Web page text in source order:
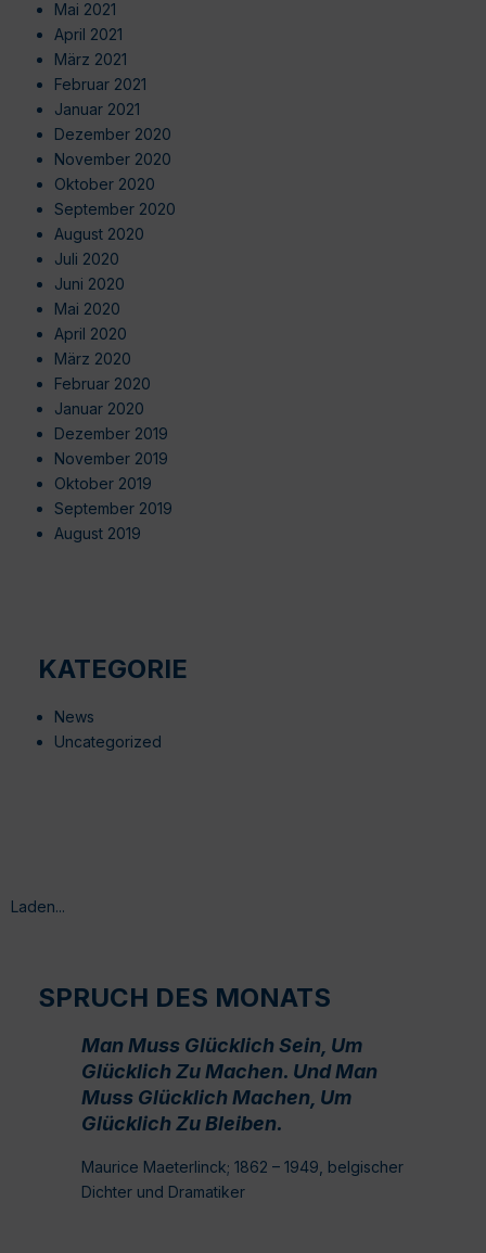
Mai 2021
April 2021
März 2021
Februar 2021
Januar 2021
Dezember 2020
November 2020
Oktober 2020
September 2020
August 2020
Juli 2020
Juni 2020
Mai 2020
April 2020
März 2020
Februar 2020
Januar 2020
Dezember 2019
November 2019
Oktober 2019
September 2019
August 2019
KATEGORIE
News
Uncategorized
Laden...
SPRUCH DES MONATS
Man Muss Glücklich Sein, Um
Glücklich Zu Machen. Und Man
Muss Glücklich Machen, Um
Glücklich Zu Bleiben.
Maurice Maeterlinck; 1862 – 1949, belgischer
Dichter und Dramatiker